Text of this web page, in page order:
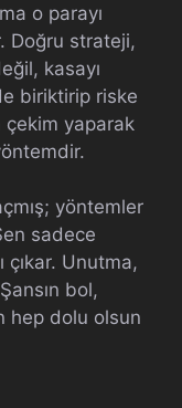
o parayı
Doğru strateji,
kasayı
biriktirip riske
çekim yaparak
yöntemler
sadece
çıkar. Unutma,
bol,
hep dolu olsun